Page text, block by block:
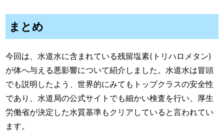
まとめ
今回は、水道水に含まれている残留塩素(トリハロメタン)
が体へ与える悪影響について紹介しました。水道水は冒頭
でも説明したよう、世界的にみてもトップクラスの安全性
であり、水道局の公式サイトでも細かい検査を行い、厚生
労働省が決定した水質基準もクリアしていると言われてい
ます。